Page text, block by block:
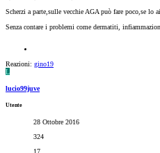
Scherzi a parte,sulle vecchie AGA può fare poco,se
Senza contare i problemi come dermatiti,
Reazioni: gino19
L
lucio99juve
Utente
28 Ottobre 2016
324
17